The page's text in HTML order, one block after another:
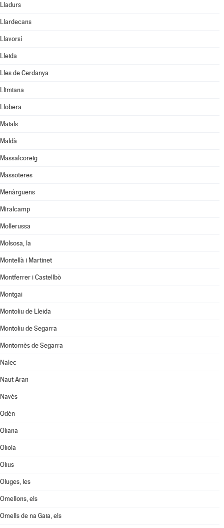
Lladurs
Llardecans
Llavorsí
Lleida
Lles de Cerdanya
Llimiana
Llobera
Maials
Maldà
Massalcoreig
Massoteres
Menàrguens
Miralcamp
Mollerussa
Molsosa, la
Montellà i Martinet
Montferrer i Castellbò
Montgai
Montoliu de Lleida
Montoliu de Segarra
Montornès de Segarra
Nalec
Naut Aran
Navès
Odèn
Oliana
Oliola
Olius
Oluges, les
Omellons, els
Omells de na Gaia, els